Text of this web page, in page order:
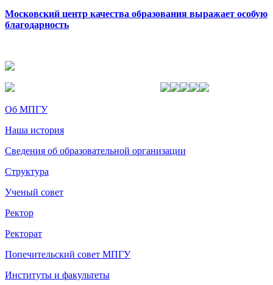
Московский центр качества образования выражает особую
благодарность
Об МПГУ
Наша история
Сведения об образовательной организации
Структура
Ученый совет
Ректор
Ректорат
Попечительский совет МПГУ
Институты и факультеты